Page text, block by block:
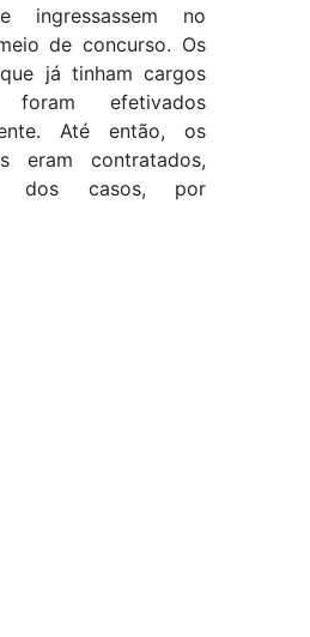
ingressassem no
de concurso. Os
já tinham cargos
efetivados
Até então, os
eram contratados,
dos casos, por